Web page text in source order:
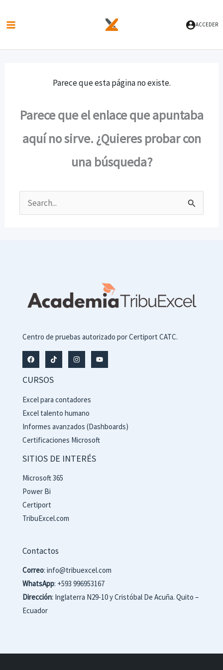
ACCEDER
Parece que esta página no existe.
Parece que el enlace que apuntaba
aquí no sirve. ¿Quieres probar con
una búsqueda?
Buscar
por:
Centro de pruebas autorizado por Certiport CATC.
CURSOS
Excel para contadores
Excel talento humano
Informes avanzados (Dashboards)
Certificaciones Microsoft
SITIOS DE INTERÉS
Microsoft 365
Power Bi
Certiport
TribuExcel.com
Contactos
Correo: info@tribuexcel.com
WhatsApp: +593 996953167
Dirección: Inglaterra N29-10 y Cristóbal De Acuña. Quito –
Ecuador